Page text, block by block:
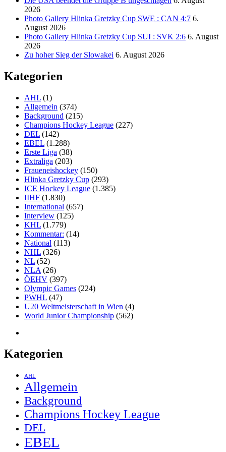
2026
Photo Gallery Hlinka Gretzky Cup SWE : CAN 4:7 6.
August 2026
Photo Gallery Hlinka Gretzky Cup SUI : SVK 2:6 6. August
2026
Zu hoher Sieg der Slowakei 6. August 2026
Kategorien
AHL (1)
Allgemein (374)
Background (215)
Champions Hockey League (227)
DEL (142)
EBEL (1.288)
Erste Liga (38)
Extraliga (203)
Fraueneishockey (150)
Hlinka Gretzky Cup (293)
ICE Hockey League (1.385)
IIHF (1.830)
International (657)
Interview (125)
KHL (1.779)
Kommentar: (14)
National (113)
NHL (326)
NL (52)
NLA (26)
ÖEHV (397)
Olympic Games (224)
PWHL (47)
U20 Weltmeisterschaft in Wien (4)
World Junior Championship (562)
Kategorien
AHL
Allgemein
Background
Champions Hockey League
DEL
EBEL